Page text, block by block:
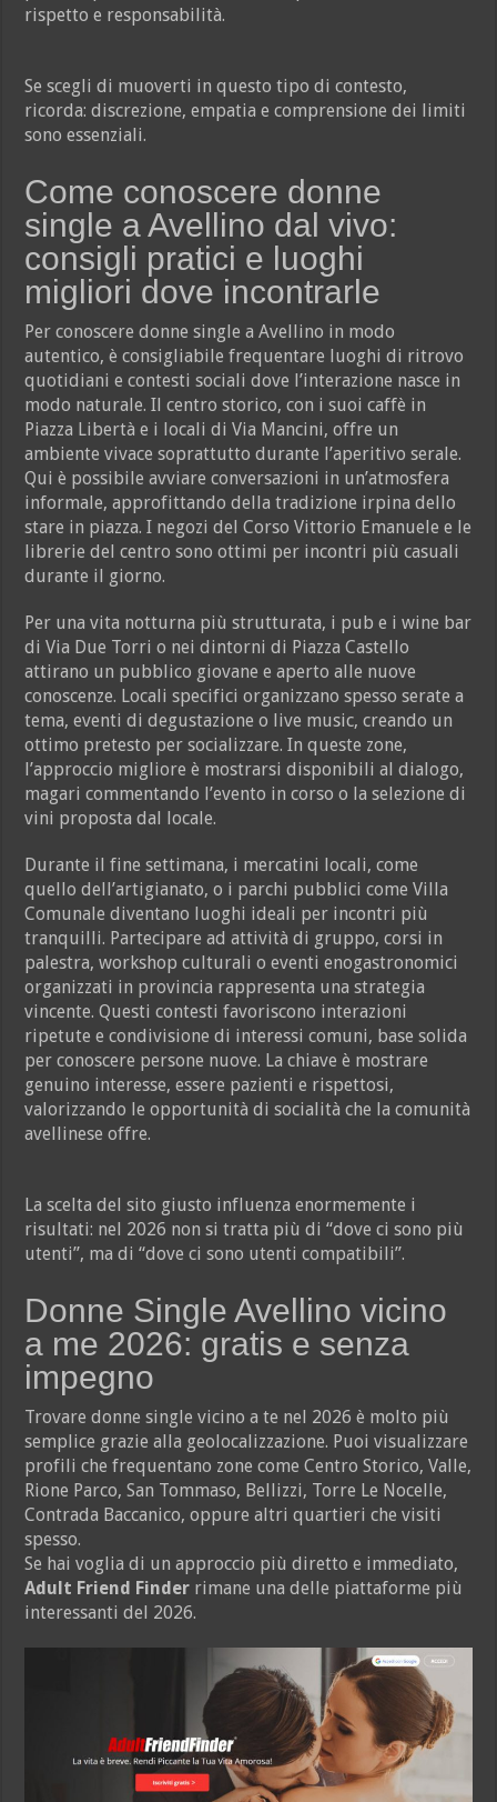
rispetto e responsabilità.
Se scegli di muoverti in questo tipo di contesto,
ricorda: discrezione, empatia e comprensione dei limiti
sono essenziali.
Come conoscere donne
single a Avellino dal vivo:
consigli pratici e luoghi
migliori dove incontrarle
Per conoscere donne single a Avellino in modo
autentico, è consigliabile frequentare luoghi di ritrovo
quotidiani e contesti sociali dove l’interazione nasce in
modo naturale. Il centro storico, con i suoi caffè in
Piazza Libertà e i locali di Via Mancini, offre un
ambiente vivace soprattutto durante l’aperitivo serale.
Qui è possibile avviare conversazioni in un’atmosfera
informale, approfittando della tradizione irpina dello
stare in piazza. I negozi del Corso Vittorio Emanuele e le
librerie del centro sono ottimi per incontri più casuali
durante il giorno.
Per una vita notturna più strutturata, i pub e i wine bar
di Via Due Torri o nei dintorni di Piazza Castello
attirano un pubblico giovane e aperto alle nuove
conoscenze. Locali specifici organizzano spesso serate a
tema, eventi di degustazione o live music, creando un
ottimo pretesto per socializzare. In queste zone,
l’approccio migliore è mostrarsi disponibili al dialogo,
magari commentando l’evento in corso o la selezione di
vini proposta dal locale.
Durante il fine settimana, i mercatini locali, come
quello dell’artigianato, o i parchi pubblici come Villa
Comunale diventano luoghi ideali per incontri più
tranquilli. Partecipare ad attività di gruppo, corsi in
palestra, workshop culturali o eventi enogastronomici
organizzati in provincia rappresenta una strategia
vincente. Questi contesti favoriscono interazioni
ripetute e condivisione di interessi comuni, base solida
per conoscere persone nuove. La chiave è mostrare
genuino interesse, essere pazienti e rispettosi,
valorizzando le opportunità di socialità che la comunità
avellinese offre.
La scelta del sito giusto influenza enormemente i
risultati: nel 2026 non si tratta più di “dove ci sono più
utenti”, ma di “dove ci sono utenti compatibili”.
Donne Single Avellino vicino
a me 2026: gratis e senza
impegno
Trovare donne single vicino a te nel 2026 è molto più
semplice grazie alla geolocalizzazione. Puoi visualizzare
profili che frequentano zone come Centro Storico, Valle,
Rione Parco, San Tommaso, Bellizzi, Torre Le Nocelle,
Contrada Baccanico, oppure altri quartieri che visiti
spesso.
Se hai voglia di un approccio più diretto e immediato,
Adult Friend Finder rimane una delle piattaforme più
interessanti del 2026.